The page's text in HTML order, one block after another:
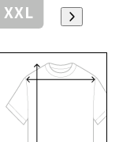
XXL